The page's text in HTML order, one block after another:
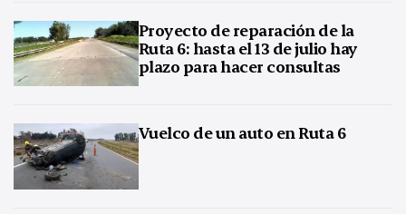
Proyecto de reparación de la
Ruta 6: hasta el 13 de julio hay
plazo para hacer consultas
Vuelco de un auto en Ruta 6